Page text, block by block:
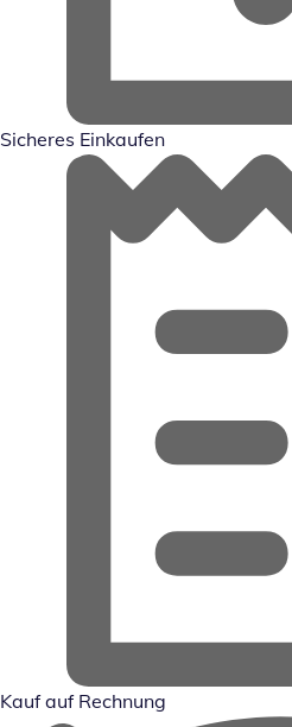
Sicheres Einkaufen
Kauf auf Rechnung